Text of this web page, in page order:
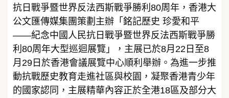
抗日戰爭暨世界反法西斯戰爭勝利80周年，香港大
公文匯傳媒集團策劃主辦「銘記歷史 珍愛和平
——紀念中國人民抗日戰爭暨世界反法西斯戰爭勝
利80周年大型巡迴展覽」，主展已於8月22日至8
月29日於香港會議展覽中心順利舉辦。為進一步推
動抗戰歷史教育走進社區與校園，凝聚香港青少年
的國家認同，主展精華內容正於全港18區及部分大